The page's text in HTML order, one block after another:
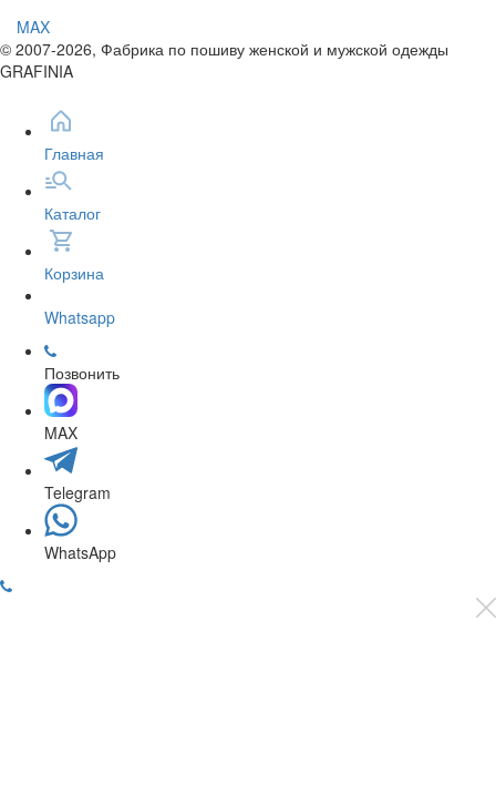
MAX
© 2007-2026, Фабрика по пошиву женской и мужской одежды
GRAFINIA
Главная
Каталог
Корзина
Whatsapp
Позвонить
MAX
Telegram
WhatsApp